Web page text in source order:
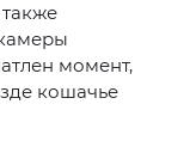
момент,
кошачье